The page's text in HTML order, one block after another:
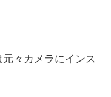
々カメラにインス